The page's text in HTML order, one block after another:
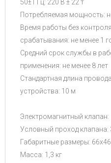
50±1 Гц: 220 В ± 22 т
Потребляемая мощность:
Время работы без
срабатывания: не менее 1
Средний срок службы в
применения: не менее 8 лет
Стандартная длина
устройства: 10 м
Электромагнитный клапан:
Условный проход клапана:
Габаритные размеры:
Масса: 1,3 кг